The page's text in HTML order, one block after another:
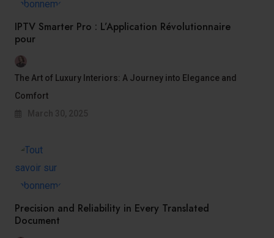
IPTV Smarter Pro : L’Application Révolutionnaire
pour
The Art of Luxury Interiors: A Journey into Elegance and
Comfort
Precision and Reliability in Every Translated
Document